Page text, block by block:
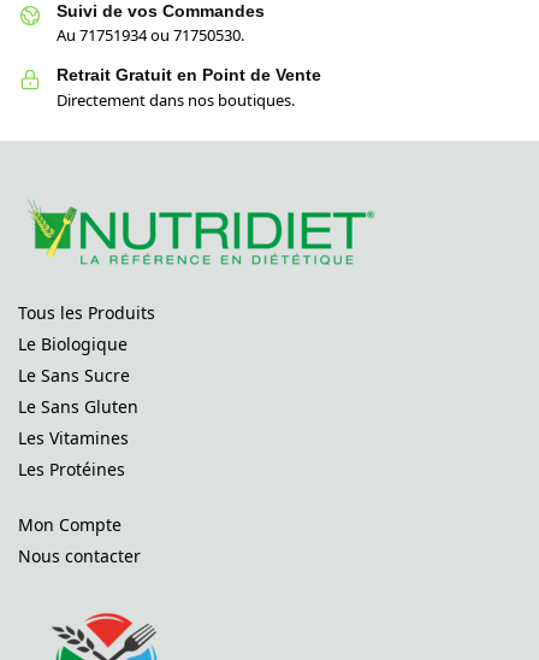
Suivi de vos Commandes
Au 71751934 ou 71750530.
Retrait Gratuit en Point de Vente
Directement dans nos boutiques.
Tous les Produits
Le Biologique
Le Sans Sucre
Le Sans Gluten
Les Vitamines
Les Protéines
Mon Compte
Nous contacter